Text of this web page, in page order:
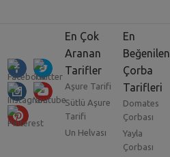
En Çok
Aranan
Tarifler
Aşure Tarifi
Sütlü Aşure
Tarifi
Un Helvası
En
Beğenilen
Çorba
Tarifleri
Domates
Çorbası
Yayla
Çorbası